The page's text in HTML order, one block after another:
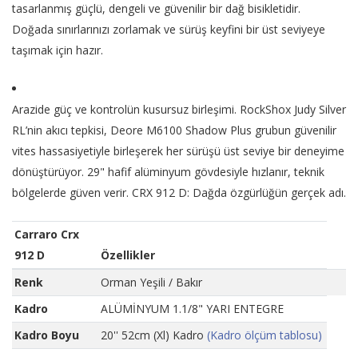
tasarlanmış güçlü, dengeli ve güvenilir bir dağ bisikletidir.
Doğada sınırlarınızı zorlamak ve sürüş keyfini bir üst seviyeye
taşımak için hazır.
Arazide güç ve kontrolün kusursuz birleşimi. RockShox Judy Silver
RL’nin akıcı tepkisi, Deore M6100 Shadow Plus grubun güvenilir
vites hassasiyetiyle birleşerek her sürüşü üst seviye bir deneyime
dönüştürüyor. 29" hafif alüminyum gövdesiyle hızlanır, teknik
bölgelerde güven verir. CRX 912 D: Dağda özgürlüğün gerçek adı.
Carraro Crx
912 D
Özellikler
Renk
Orman Yeşili / Bakır
Kadro
ALÜMİNYUM 1.1/8" YARI ENTEGRE
Kadro Boyu
20'' 52cm (Xl) Kadro (Kadro ölçüm tablosu)